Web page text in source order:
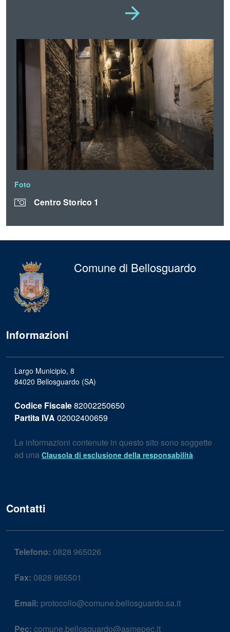
Vai
alla
slide
successiva
possibile
slide
utilizzando
i
tasti
freccia
Foto
Centro Storico 1
Comune di Bellosguardo
Informazioni
Largo Municipio, 8
84020 Bellosguardo (SA)
Codice Fiscale82002250650
Partita IVA 02002400659
Le informazioni contenute in questo sito sono soggette
ad una Clausola di esclusione della responsabilità.
Contatti
Telefono: 0828 965026
Fax: 0828 965501
Email: protocollo@comune.bellosguardo.sa.it
Pec: comune.bellosguardo@asmepec.it